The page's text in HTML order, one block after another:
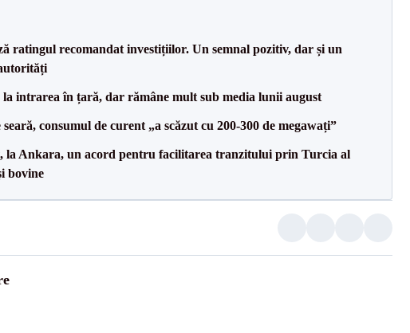
ratingul recomandat investițiilor. Un semnal pozitiv, dar și un
la intrarea în țară, dar rămâne mult sub media lunii august
consumul de curent „a scăzut cu 200-300 de megawați”
la Ankara, un acord pentru facilitarea tranzitului prin Turcia al
bovine